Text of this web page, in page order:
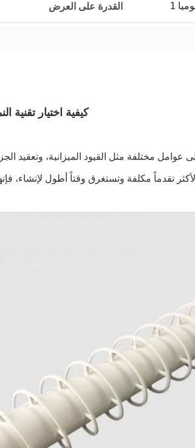
القدرة على العرض
كيفية اختيار تقنية
عوامل مختلفة مثل القيود الميزانية، وتعقيد